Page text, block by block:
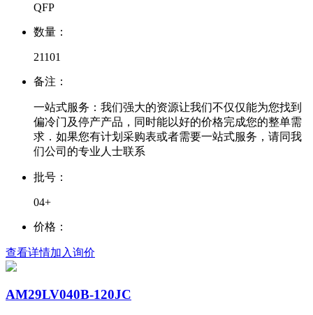
QFP
数量：
21101
备注：
一站式服务：我们强大的资源让我们不仅仅能为您找到
偏冷门及停产产品，同时能以好的价格完成您的整单需
求．如果您有计划采购表或者需要一站式服务，请同我
们公司的专业人士联系
批号：
04+
价格：
查看详情加入询价
AM29LV040B-120JC